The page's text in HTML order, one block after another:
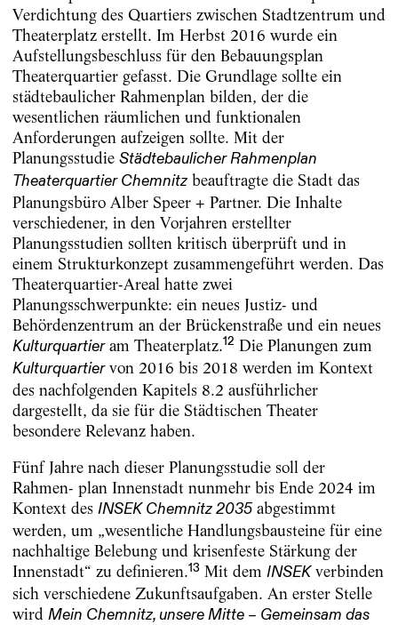
Verdichtung des Quartiers zwischen Stadtzentrum und
Theaterplatz erstellt. Im Herbst 2016 wurde ein
Aufstellungsbeschluss für den Bebauungsplan
Theaterquartier gefasst. Die Grundlage sollte ein
städtebaulicher Rahmenplan bilden, der die
wesentlichen räumlichen und funktionalen
Anforderungen aufzeigen sollte. Mit der
Planungsstudie Städtebaulicher Rahmenplan
Theaterquartier Chemnitzbeauftragte die Stadt das
Planungsbüro Alber Speer + Partner. Die Inhalte
verschiedener, in den Vorjahren erstellter
Planungsstudien sollten kritisch überprüft und in
einem Strukturkonzept zusammengeführt werden. Das
Theaterquartier-Areal hatte zwei
Planungsschwerpunkte: ein neues Justiz- und
Behördenzentrum an der Brückenstraße und ein neues
Kulturquartieram Theaterplatz.12 Die Planungen zum
Kulturquartiervon 2016 bis 2018 werden im Kontext
des nachfolgenden Kapitels 8.2 ausführlicher
dargestellt, da sie für die Städtischen Theater
besondere Relevanz haben.
Fünf Jahre nach dieser Planungsstudie soll der
Rahmen- plan Innenstadt nunmehr bis Ende 2024 im
Kontext des INSEK Chemnitz 2035abgestimmt
werden, um „wesentliche Handlungsbausteine für eine
nachhaltige Belebung und krisenfeste Stärkung der
Innenstadt“ zu definieren.13 Mit dem INSEKverbinden
sich verschiedene Zukunftsaufgaben. An erster Stelle
wird Mein Chemnitz, unsere Mitte – Gemeinsam das